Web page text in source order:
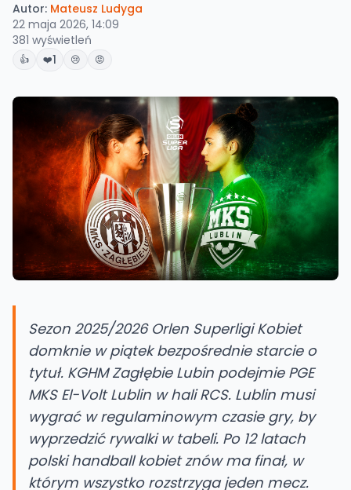
Autor: Mateusz Ludyga
22 maja 2026, 14:09
381 wyświetleń
👍 ❤️1 😢 😡
Sezon 2025/2026 Orlen Superligi Kobiet
domknie w piątek bezpośrednie starcie o
tytuł. KGHM Zagłębie Lubin podejmie PGE
MKS El-Volt Lublin w hali RCS. Lublin musi
wygrać w regulaminowym czasie gry, by
wyprzedzić rywalki w tabeli. Po 12 latach
polski handball kobiet znów ma finał, w
którym wszystko rozstrzyga jeden mecz.